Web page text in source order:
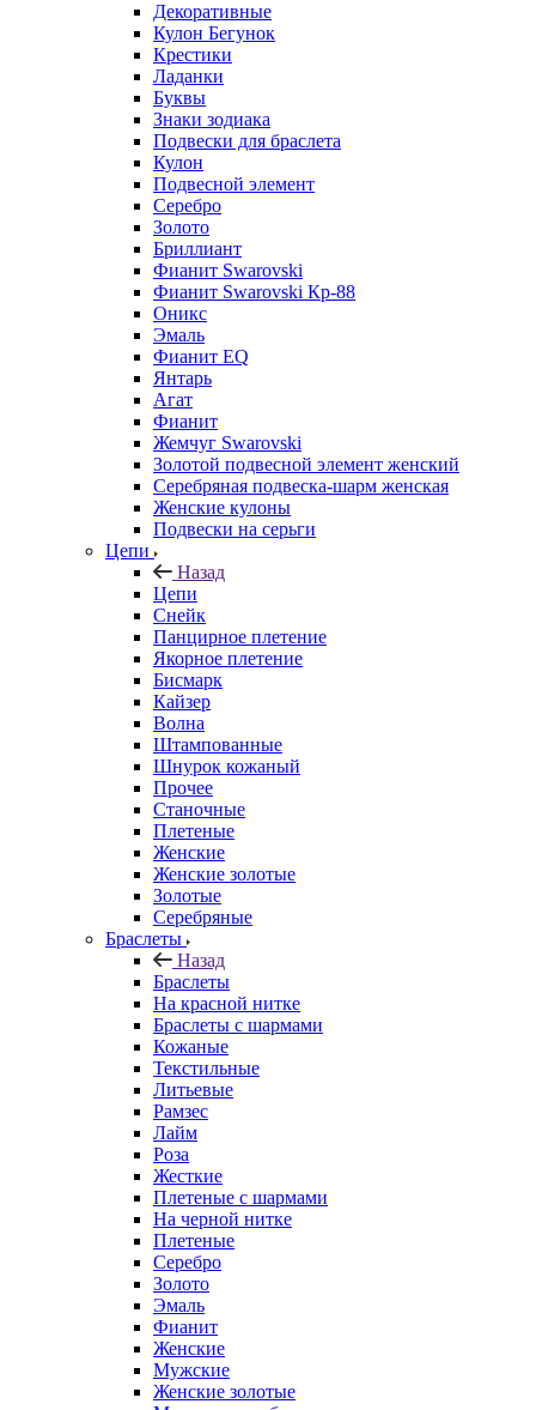
Декоративные
Кулон Бегунок
Крестики
Ладанки
Буквы
Знаки зодиака
Подвески для браслета
Кулон
Подвесной элемент
Серебро
Золото
Бриллиант
Фианит Swarovski
Фианит Swarovski Кр-88
Оникс
Эмаль
Фианит EQ
Янтарь
Агат
Фианит
Жемчуг Swarovski
Золотой подвесной элемент женcкий
Серебряная подвеска-шарм женская
Женские кулоны
Подвески на серьги
Цепи
Назад
Цепи
Снейк
Панцирное плетение
Якорное плетение
Бисмарк
Кайзер
Волна
Штампованные
Шнурок кожаный
Прочее
Станочные
Плетеные
Женские
Женские золотые
Золотые
Серебряные
Браслеты
Назад
Браслеты
На красной нитке
Браслеты с шармами
Кожаные
Текстильные
Литьевые
Рамзес
Лайм
Роза
Жесткие
Плетеные с шармами
На черной нитке
Плетеные
Серебро
Золото
Эмаль
Фианит
Женские
Мужские
Женские золотые